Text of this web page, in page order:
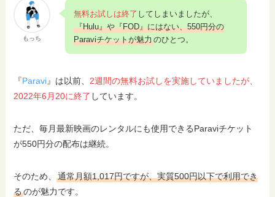
もっち
無料お試しは終了 してしまいましたが、
『Hulu』や『FOD』にはない、550円分の
Paraviチケットが魅力のひとつ。
『Paravi』は以前、 2週間の無料お試しを実施していましたが、
2022年6月20に終了 しています。
ただ、毎月最新映画のレンタルにも使用できるParaviチケット
が550円分の配布は継続。
そのため、通常月額1,017円ですが、実質500円以下で利用でき
るのが魅力です。